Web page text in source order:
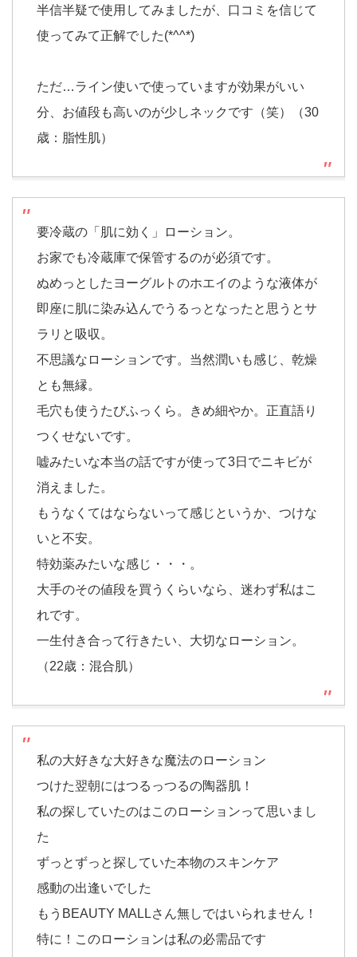
半信半疑で使用してみましたが、口コミを信じて
使ってみて正解でした(*^^*)
ただ…ライン使いで使っていますが効果がいい
分、お値段も高いのが少しネックです（笑）（30
歳：脂性肌）
要冷蔵の「肌に効く」ローション。
お家でも冷蔵庫で保管するのが必須です。
ぬめっとしたヨーグルトのホエイのような液体が
即座に肌に染み込んでうるっとなったと思うとサ
ラリと吸収。
不思議なローションです。当然潤いも感じ、乾燥
とも無縁。
毛穴も使うたびふっくら。きめ細やか。正直語り
つくせないです。
嘘みたいな本当の話ですが使って3日でニキビが
消えました。
もうなくてはならないって感じというか、つけな
いと不安。
特効薬みたいな感じ・・・。
大手のその値段を買うくらいなら、迷わず私はこ
れです。
一生付き合って行きたい、大切なローション。
（22歳：混合肌）
私の大好きな大好きな魔法のローション
つけた翌朝にはつるっつるの陶器肌！
私の探していたのはこのローションって思いまし
た
ずっとずっと探していた本物のスキンケア
感動の出逢いでした
もうBEAUTY MALLさん無しではいられません！
特に！このローションは私の必需品です